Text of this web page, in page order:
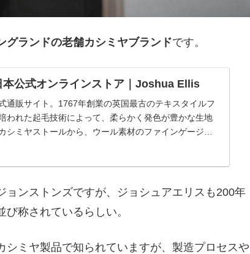
グランドの老舗カシミヤブランドです。
本公式オンラインストア｜Joshua Ellis
通販サイト。1767年創業の英国最古のテキスタイルフ
われた起毛技術によって、柔らかく発色が豊かな生地
シミヤストールから、ウール素材のファインゲージス
ンストンズですが、ジョシュアエリスも200年
称されているらしい。
ミヤ製品で知られていますが、製造プロセスや